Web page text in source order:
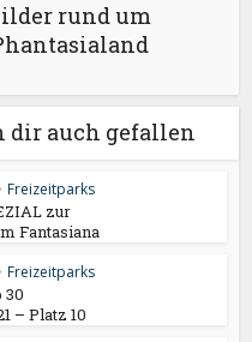
rund um
dir auch gefallen
Freizeitparks
zur
Fantasiana
Freizeitparks
– Platz 10